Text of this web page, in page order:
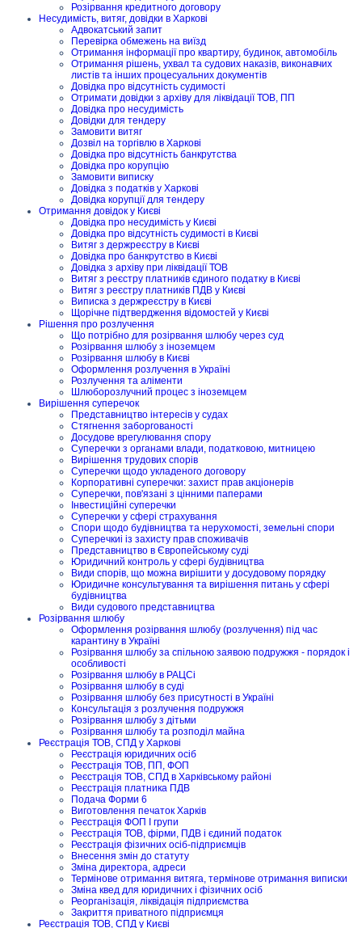
Розірвання кредитного договору
Несудимість, витяг, довідки в Харкові
Адвокатський запит
Перевірка обмежень на виїзд
Отримання інформації про квартиру, будинок, автомобіль
Отримання рішень, ухвал та судових наказів, виконавчих
листів та інших процесуальних документів
Довідка про відсутність судимості
Отримати довідки з архіву для ліквідації ТОВ, ПП
Довідка про несудимість
Довідки для тендеру
Замовити витяг
Дозвіл на торгівлю в Харкові
Довідка про відсутність банкрутства
Довідка про корупцію
Замовити виписку
Довідка з податків у Харкові
Довідка корупції для тендеру
Отримання довідок у Києві
Довідка про несудимість у Києві
Довідка про відсутність судимості в Києві
Витяг з держреєстру в Києві
Довідка про банкрутство в Києві
Довідка з архіву при ліквідації ТОВ
Витяг з реєстру платників єдиного податку в Києві
Витяг з реєстру платників ПДВ у Києві
Виписка з держреєстру в Києві
Щорічне підтвердження відомостей у Києві
Рішення про розлучення
Що потрібно для розірвання шлюбу через суд
Розірвання шлюбу з іноземцем
Розірвання шлюбу в Києві
Оформлення розлучення в Україні
Розлучення та аліменти
Шлюборозлучний процес з іноземцем
Вирішення суперечок
Представництво інтересів у судах
Стягнення заборгованості
Досудове врегулювання спору
Суперечки з органами влади, податковою, митницею
Вирішення трудових спорів
Суперечки щодо укладеного договору
Корпоративні суперечки: захист прав акціонерів
Суперечки, пов'язані з цінними паперами
Інвестиційні суперечки
Суперечки у сфері страхування
Спори щодо будівництва та нерухомості, земельні спори
Суперечкиі із захисту прав споживачів
Представництво в Європейському суді
Юридичний контроль у сфері будівництва
Види спорів, що можна вирішити у досудовому порядку
Юридичне консультування та вирішення питань у сфері
будівництва
Види судового представництва
Розірвання шлюбу
Оформлення розірвання шлюбу (розлучення) під час
карантину в Україні
Розірвання шлюбу за спільною заявою подружжя - порядок і
особливості
Розірвання шлюбу в РАЦСі
Розірвання шлюбу в суді
Розірвання шлюбу без присутності в Україні
Консультація з розлучення подружжя
Розірвання шлюбу з дітьми
Розірвання шлюбу та розподіл майна
Реєстрація ТОВ, СПД у Харкові
Реєстрація юридичних осіб
Реєстрація ТОВ, ПП, ФОП
Реєстрація ТОВ, СПД в Харківському районі
Реєстрація платника ПДВ
Подача Форми 6
Виготовлення печаток Харків
Реєстрація ФОП I групи
Реєстрація ТОВ, фірми, ПДВ і єдиний податок
Реєстрація фізичних осіб-підприємців
Внесення змін до статуту
Зміна директора, адреси
Термінове отримання витяга, термінове отримання виписки
Зміна квед для юридичних і фізичних осіб
Реорганізація, ліквідація підприємства
Закриття приватного підприємця
Реєстрація ТОВ, СПД у Києві